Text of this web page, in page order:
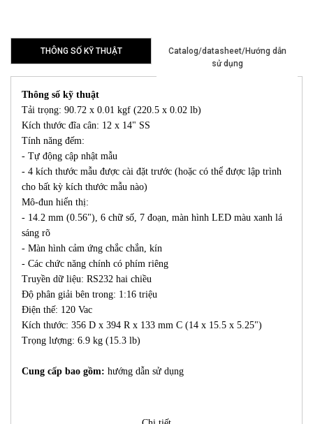
THÔNG SỐ KỸ THUẬT
Catalog/datasheet/Hướng dẫn
sử dụng
Thông số kỹ thuật
Tải trọng: 90.72 x 0.01 kgf (220.5 x 0.02 lb)
Kích thước đĩa cân: 12 x 14" SS
Tính năng đếm:
- Tự động cập nhật mẫu
- 4 kích thước mẫu được cài đặt trước (hoặc có thể được lập trình
cho bất kỳ kích thước mẫu nào)
Mô-đun hiển thị:
- 14.2 mm (0.56"), 6 chữ số, 7 đoạn, màn hình LED màu xanh lá
sáng rõ
- Màn hình cảm ứng chắc chắn, kín
- Các chức năng chính có phím riêng
Truyền dữ liệu: RS232 hai chiều
Độ phân giải bên trong: 1:16 triệu
Điện thế: 120 Vac
Kích thước: 356 D x 394 R x 133 mm C (14 x 15.5 x 5.25")
Trọng lượng: 6.9 kg (15.3 lb)
Cung cấp bao gồm: hướng dẫn sử dụng